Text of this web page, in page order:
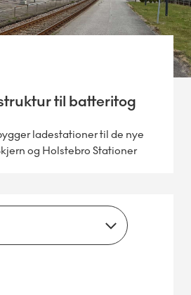
til batteritog
ladestationer til de nye
og Holstebro Stationer